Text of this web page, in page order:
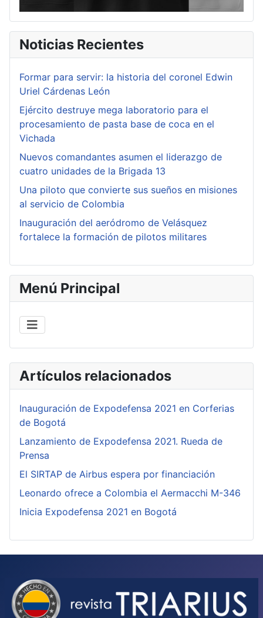
Noticias Recientes
Formar para servir: la historia del coronel Edwin
Uriel Cárdenas León
Ejército destruye mega laboratorio para el
procesamiento de pasta base de coca en el
Vichada
Nuevos comandantes asumen el liderazgo de
cuatro unidades de la Brigada 13
Una piloto que convierte sus sueños en misiones
al servicio de Colombia
Inauguración del aeródromo de Velásquez
fortalece la formación de pilotos militares
Menú Principal
Artículos relacionados
Inauguración de Expodefensa 2021 en Corferias
de Bogotá
Lanzamiento de Expodefensa 2021. Rueda de
Prensa
El SIRTAP de Airbus espera por financiación
Leonardo ofrece a Colombia el Aermacchi M-346
Inicia Expodefensa 2021 en Bogotá